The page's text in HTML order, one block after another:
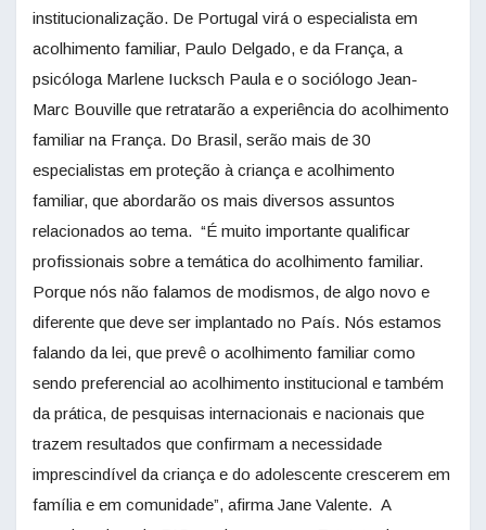
institucionalização. De Portugal virá o especialista em
acolhimento familiar, Paulo Delgado, e da França, a
psicóloga Marlene Iucksch Paula e o sociólogo Jean-
Marc Bouville que retratarão a experiência do acolhimento
familiar na França. Do Brasil, serão mais de 30
especialistas em proteção à criança e acolhimento
familiar, que abordarão os mais diversos assuntos
relacionados ao tema. “É muito importante qualificar
profissionais sobre a temática do acolhimento familiar.
Porque nós não falamos de modismos, de algo novo e
diferente que deve ser implantado no País. Nós estamos
falando da lei, que prevê o acolhimento familiar como
sendo preferencial ao acolhimento institucional e também
da prática, de pesquisas internacionais e nacionais que
trazem resultados que confirmam a necessidade
imprescindível da criança e do adolescente crescerem em
família e em comunidade”, afirma Jane Valente. A